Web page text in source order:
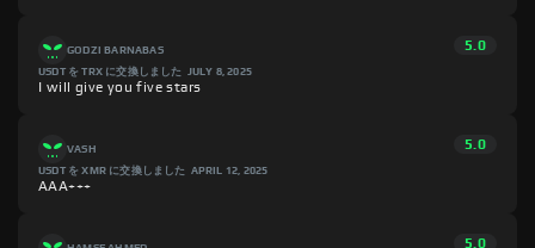
GODZI BARNABAS
USDT を TRX に交換しました JULY 8, 2025
5.0
I will give you five stars
VASH
USDT を XMR に交換しました APRIL 12, 2025
5.0
AAA+++
5.0